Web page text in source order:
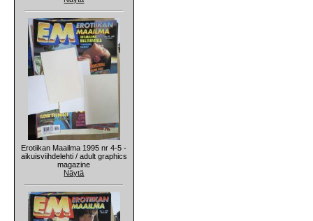
Erotiikan Maailma 1995 nr 4-5 -
aikuisviihdelehti / adult graphics
magazine
Näytä